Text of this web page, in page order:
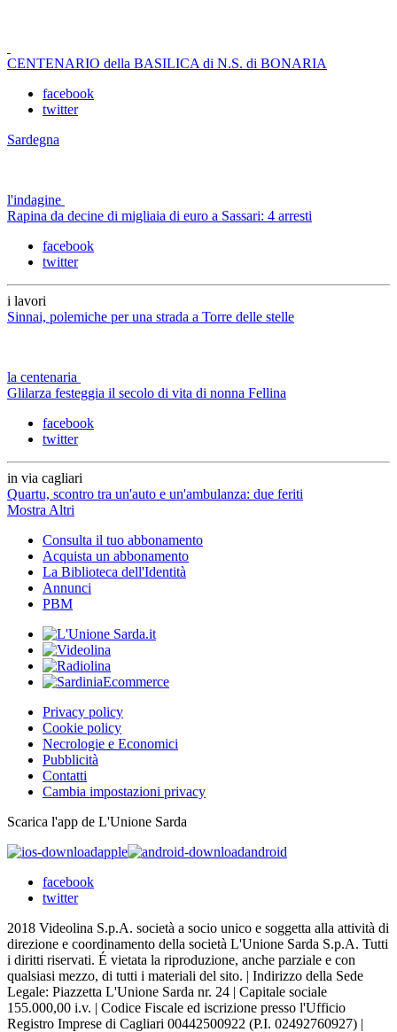
CENTENARIO della BASILICA di N.S. di BONARIA
facebook
twitter
Sardegna
l'indagine
Rapina da decine di migliaia di euro a Sassari: 4 arresti
facebook
twitter
i lavori
Sinnai, polemiche per una strada a Torre delle stelle
la centenaria
Glilarza festeggia il secolo di vita di nonna Fellina
facebook
twitter
in via cagliari
Quartu, scontro tra un'auto e un'ambulanza: due feriti
Mostra Altri
Consulta il tuo abbonamento
Acquista un abbonamento
La Biblioteca dell'Identità
Annunci
PBM
Privacy policy
Cookie policy
Necrologie e Economici
Pubblicità
Contatti
Cambia impostazioni privacy
Scarica l'app de L'Unione Sarda
apple
android
facebook
twitter
2018 Videolina S.p.A. società a socio unico e soggetta alla attività di
direzione e coordinamento della società L'Unione Sarda S.p.A. Tutti
i diritti riservati. É vietata la riproduzione, anche parziale e con
qualsiasi mezzo, di tutti i materiali del sito. | Indirizzo della Sede
Legale: Piazzetta L'Unione Sarda nr. 24 | Capitale sociale
155.000,00 i.v. | Codice Fiscale ed iscrizione presso l'Ufficio
Registro Imprese di Cagliari 00442500922 (P.I. 02492760927) |